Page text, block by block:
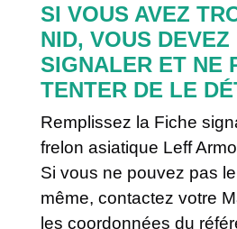
SI VOUS AVEZ
NID, VOUS DEVEZ
SIGNALER ET NE
TENTER DE LE
Remplissez la Fiche
frelon asiatique Leff
Si vous ne pouvez pas
même, contactez votre
les coordonnées du